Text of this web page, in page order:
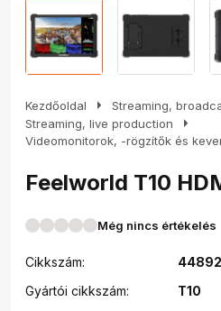
Kezdőoldal arrow_right Streaming,
Streaming, live production arrow_right
Videomonitorok, -rögzítők és
Feelworld T10
Még nincs értékelés
Cikkszám:
Gyártói cikkszám:
T10